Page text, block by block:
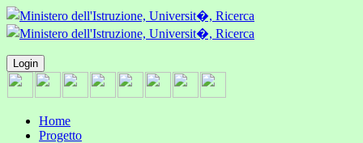
Login
Home
Progetto